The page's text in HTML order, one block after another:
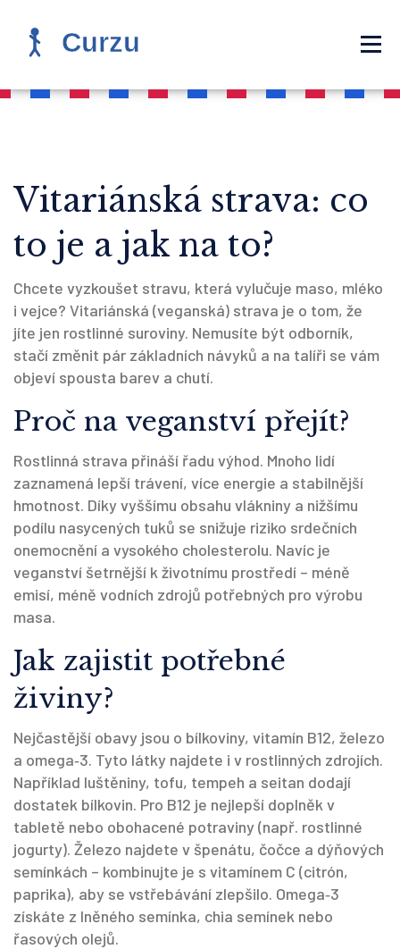
Vitariánská strava: co
to je a jak na to?
Chcete vyzkoušet stravu, která vylučuje maso, mléko
i vejce? Vitariánská (veganská) strava je o tom, že
jíte jen rostlinné suroviny. Nemusíte být odborník,
stačí změnit pár základních návyků a na talíři se vám
objeví spousta barev a chutí.
Proč na veganství přejít?
Rostlinná strava přináší řadu výhod. Mnoho lidí
zaznamená lepší trávení, více energie a stabilnější
hmotnost. Díky vyššímu obsahu vlákniny a nižšímu
podílu nasycených tuků se snižuje riziko srdečních
onemocnění a vysokého cholesterolu. Navíc je
veganství šetrnější k životnímu prostředí – méně
emisí, méně vodních zdrojů potřebných pro výrobu
masa.
Jak zajistit potřebné
živiny?
Nejčastější obavy jsou o bílkoviny, vitamín B12, železo
a omega‑3. Tyto látky najdete i v rostlinných zdrojích.
Například luštěniny, tofu, tempeh a seitan dodají
dostatek bílkovin. Pro B12 je nejlepší doplněk v
tabletě nebo obohacené potraviny (např. rostlinné
jogurty). Železo najdete v špenátu, čočce a dýňových
semínkách – kombinujte je s vitamínem C (citrón,
paprika), aby se vstřebávání zlepšilo. Omega‑3
získáte z lněného semínka, chia semínek nebo
řasových olejů.